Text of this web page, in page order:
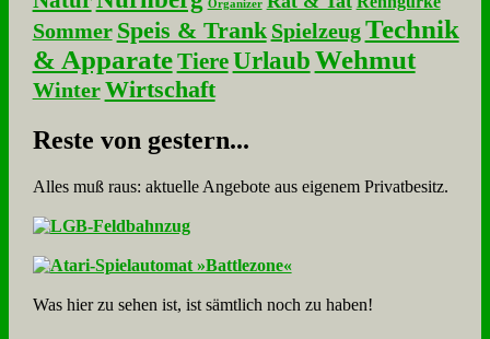
Organizer
Sommer Speis & Trank Spielzeug Technik
& Apparate Tiere UrlaubWehmut
Winter Wirtschaft
Re­ste von ge­stern...
Alles muß raus: aktuelle An­ge­bo­te aus eigenem Privatbesitz.
Was hier zu sehen ist, ist sämt­lich noch zu haben!